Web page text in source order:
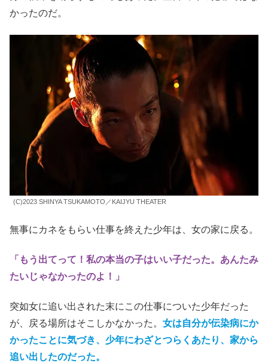
かったのだ。
(C)2023 SHINYA TSUKAMOTO／KAIJYU THEATER
無事にカネをもらい仕事を終えた少年は、女の家に戻る。
「もう出てって！私の本当の子はいい子だった。あんたみ
たいじゃなかったのよ！」
突如女に追い出された末にこの仕事についた少年だった
が、戻る場所はそこしかなかった。 女は自分が伝染病にか
かったことに気づき、少年にわざとつらくあたり、家から
追い出したのだった。